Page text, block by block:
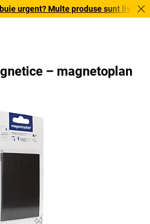
urgent? Multe produse sunt livrate
– magnetoplan